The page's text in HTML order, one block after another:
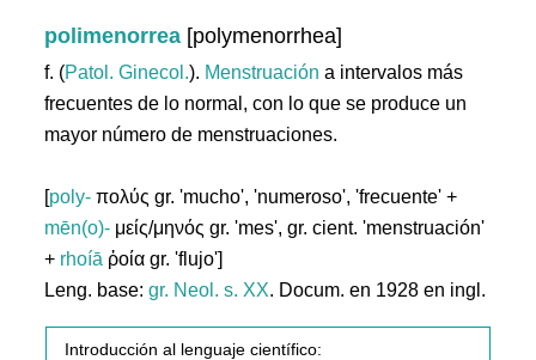
polimenorrea [polymenorrhea]
f. (Patol. Ginecol.). Menstruación a intervalos más
frecuentes de lo normal, con lo que se produce un
mayor número de menstruaciones.
[poly- πολύς gr. 'mucho', 'numeroso', 'frecuente' +
mēn(o)- μείς/μηνός gr. 'mes', gr. cient. 'menstruación'
+ rhoíā ῥοία gr. 'flujo']
Leng. base:gr. Neol. s. XX. Docum. en 1928 en ingl.
Introducción al lenguaje científico: